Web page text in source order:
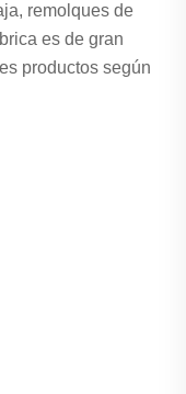
remolques de
es de gran
productos según